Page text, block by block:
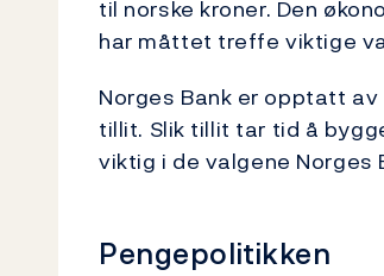
til norske kroner. Den
har måttet treffe viktige
Norges Bank er opptatt
tillit. Slik tillit tar tid å
viktig i de valgene Norges
Pengepolitikken